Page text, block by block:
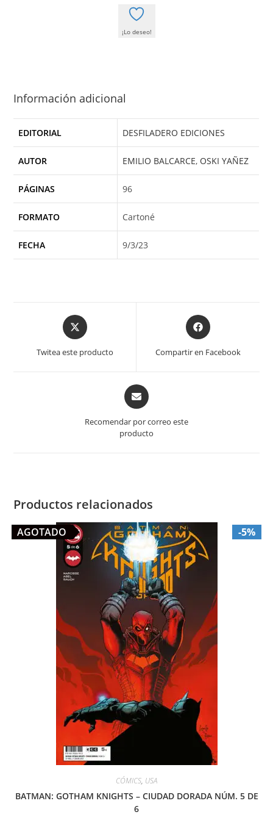
¡Lo deseo!
Información adicional
EDITORIAL DESFILADERO EDICIONES
AUTOR EMILIO BALCARCE, OSKI YAÑEZ
PÁGINAS 96
FORMATO Cartoné
FECHA 9/3/23
Opens
in
Twitea este producto
Opens
in
a
Compartir en Facebook
Opens
in
new
Recomendar por correo este
producto
Productos relacionados
-5%
AGOTADO
CÓMICS, USA
BATMAN: GOTHAM KNIGHTS – CIUDAD DORADA NÚM. 5 DE
6